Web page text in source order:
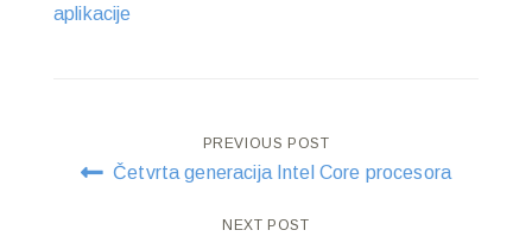
aplikacije
Post
navigation
PREVIOUS POST
Četvrta generacija Intel Core procesora
NEXT POST